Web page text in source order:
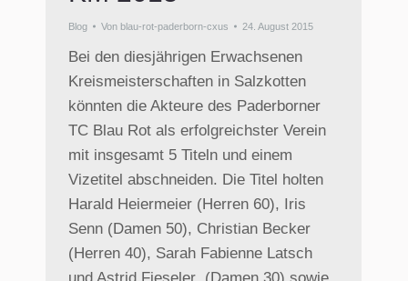
Blog Von blau-rot-paderborn-cxus 24. August 2015
Bei den diesjährigen Erwachsenen
Kreismeisterschaften in Salzkotten
könnten die Akteure des Paderborner
TC Blau Rot als erfolgreichster Verein
mit insgesamt 5 Titeln und einem
Vizetitel abschneiden. Die Titel holten
Harald Heiermeier (Herren 60), Iris
Senn (Damen 50), Christian Becker
(Herren 40), Sarah Fabienne Latsch